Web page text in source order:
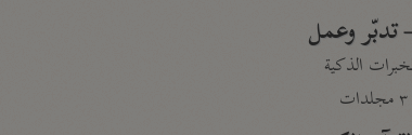
تدبّر وعمل
الذكية